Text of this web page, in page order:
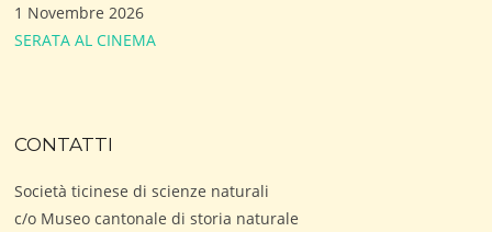
1 Novembre 2026
SERATA AL CINEMA
CONTATTI
Società ticinese di scienze naturali
c/o Museo cantonale di storia naturale